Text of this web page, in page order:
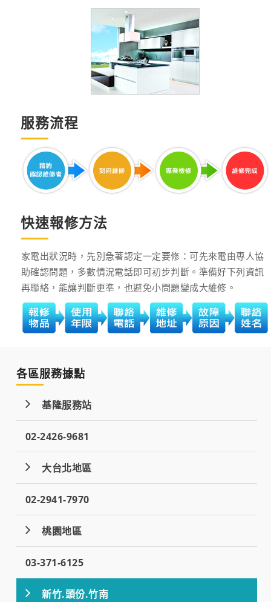
服務流程
快速報修方法
家電出狀況時，先別急著認定一定要修：可先來電由專人協
助確認問題，多數情況電話即可初步判斷。準備好下列資訊
再聯絡，能讓判斷更準，也避免小問題變成大維修。
各區服務據點
基隆服務站
02-2426-9681
大台北地區
02-2941-7970
桃園地區
03-371-6125
新竹.頭份.竹南